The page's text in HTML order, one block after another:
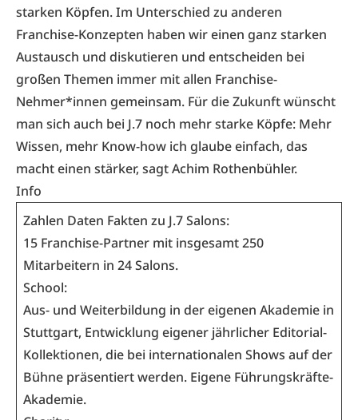
starken Köpfen. Im Unterschied zu anderen
Franchise-Konzepten haben wir einen ganz starken
Austausch und diskutieren und entscheiden bei
großen Themen immer mit allen Franchise-
Nehmer*innen gemeinsam. Für die Zukunft wünscht
man sich auch bei J.7 noch mehr starke Köpfe: Mehr
Wissen, mehr Know-how ich glaube einfach, das
macht einen stärker, sagt Achim Rothenbühler.
Info
Zahlen Daten Fakten zu J.7 Salons:
15 Franchise-Partner mit insgesamt 250
Mitarbeitern in 24 Salons.
School:
Aus- und Weiterbildung in der eigenen Akademie in
Stuttgart, Entwicklung eigener jährlicher Editorial-
Kollektionen, die bei internationalen Shows auf der
Bühne präsentiert werden. Eigene Führungskräfte-
Akademie.